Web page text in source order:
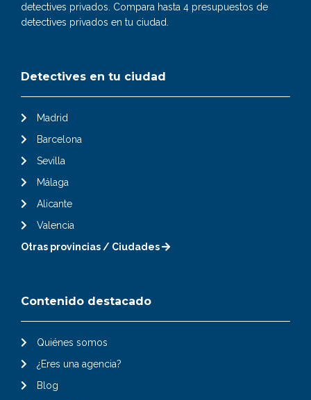
detectives privados. Compara hasta 4 presupuestos de
detectives privados en tu ciudad.
Detectives en tu ciudad
Madrid
Barcelona
Sevilla
Málaga
Alicante
Valencia
Otras provincias / Ciudades
Contenido destacado
Quiénes somos
¿Eres una agencia?
Blog